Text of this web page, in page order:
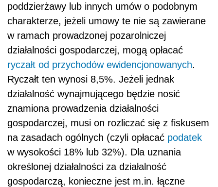
poddzierżawy lub innych umów o podobnym
charakterze, jeżeli umowy te nie są zawierane
w ramach prowadzonej pozarolniczej
działalności gospodarczej, mogą opłacać
ryczałt od przychodów ewidencjonowanych.
Ryczałt ten wynosi 8,5%. Jeżeli jednak
działalność wynajmującego będzie nosić
znamiona prowadzenia działalności
gospodarczej, musi on rozliczać się z fiskusem
na zasadach ogólnych (czyli opłacać podatek
w wysokości 18% lub 32%). Dla uznania
określonej działalności za działalność
gospodarczą, konieczne jest m.in. łączne